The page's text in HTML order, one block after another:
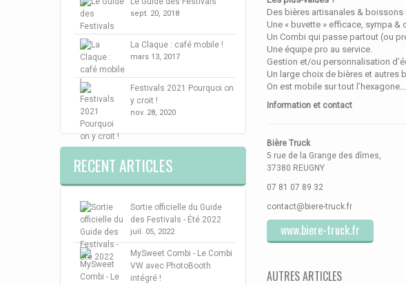
sept. 20, 2018
La Claque : café mobile !
mars 13, 2017
Festivals 2021 Pourquoi on
y croit !
nov. 28, 2020
RECENT ARTICLES
Sortie officielle du Guide
des Festivals - Été 2022
juil. 05, 2022
MySweet Combi - Le Combi
VW avec PhotoBooth
intégré !
Des bières artisanales &
Une « buvette » efficace, sympa &
Un Combi qui passe partout (ou
Une équipe pro au service.
Gestion et/ou personnalisation
Un large choix de bières et autres
On est mobile sur tout l’hexagone...
Information et contact
Bière Truck
5 rue de la Grange des dîmes,
37380 REUGNY
07 81 07 89 32
contact@biere-truck.fr
www.biere-truck.fr
AUTRES ARTICLES